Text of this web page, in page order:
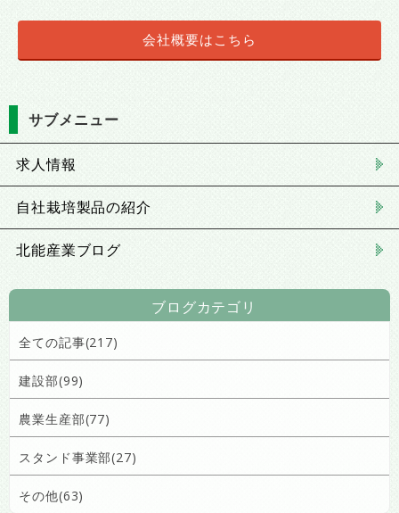
会社概要はこちら
サブメニュー
求人情報
自社栽培製品の紹介
北能産業ブログ
ブログカテゴリ
全ての記事(217)
建設部(99)
農業生産部(77)
スタンド事業部(27)
その他(63)